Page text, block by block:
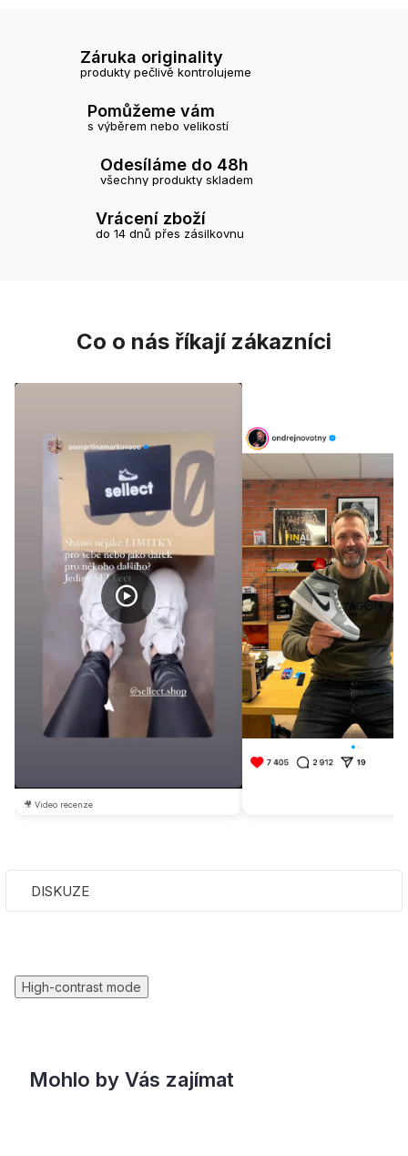
Záruka originality
produkty pečlivě kontrolujeme
Pomůžeme vám
s výběrem nebo velikostí
Odesíláme do 48h
všechny produkty skladem
Vrácení zboží
do 14 dnů přes zásilkovnu
Co o nás říkají zákazníci
🎥 Video recenze
DISKUZE
High-contrast mode